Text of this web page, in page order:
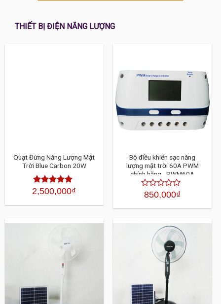
THIẾT BỊ ĐIỆN NĂNG LƯỢNG
Quạt Đứng Năng Lượng Mặt
Trời Blue Carbon 20W
Được xếp
5 sao
2,500,000₫
Bộ điều khiển sạc năng
lượng mặt trời 60A PWM
chính hãng - PWM60A
Được
hạng
850,000₫